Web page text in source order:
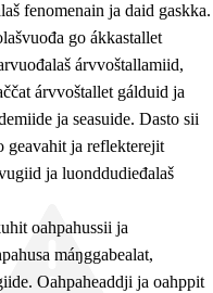
fenomenain ja daid gaskka.
go ákkastallet
árvvoštallamiid,
árvvoštallet gálduid ja
ja seasuide. Dasto sii
geavahit ja reflekterejit
ja luonddudieđalaš
oahpahussii ja
máŋggabealat,
Oahpaheaddji ja oahppit